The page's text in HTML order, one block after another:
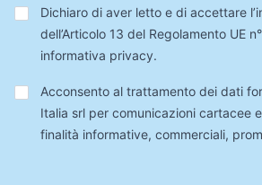
Privacy*
Dichiaro di aver letto e di accettare
dell’Articolo 13 del Regolamento UE
informativa privacy.
Trattamento
Dati
Acconsento al trattamento dei dati
Italia srl per comunicazioni cartacee
finalità informative, commerciali,